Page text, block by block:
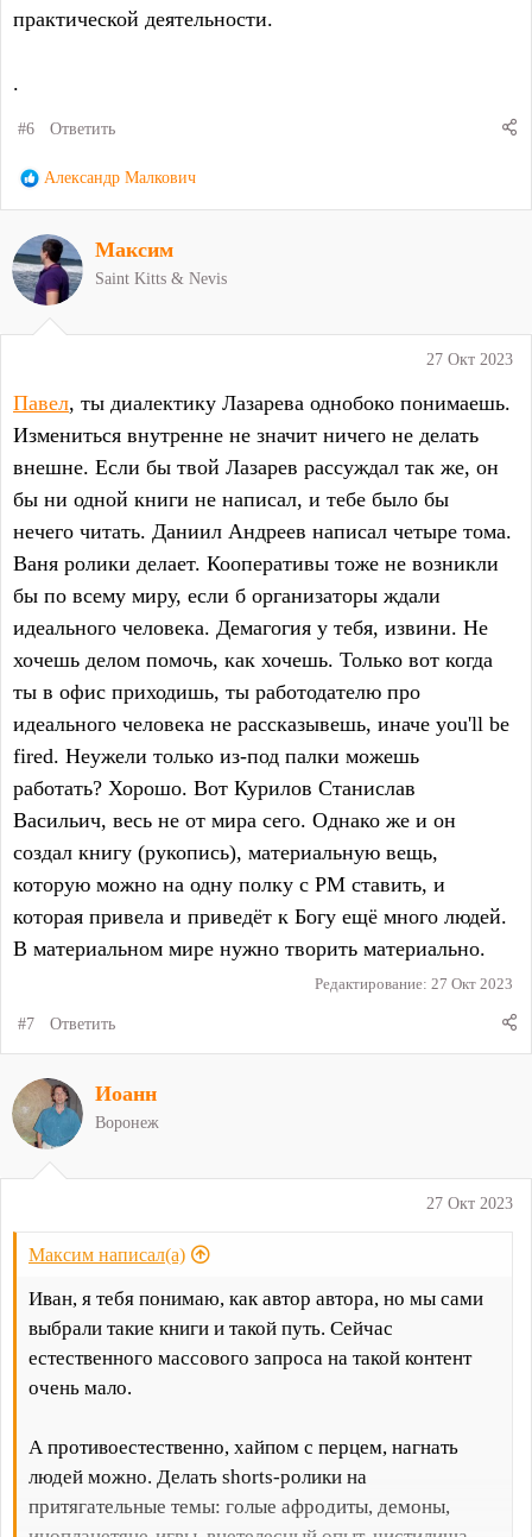
практической деятельности.
.
#6 Ответить
Р
к
ц
и
Александр Малкович
27 Окт 2023
Павел, ты диалектику Лазарева однобоко понимаешь.
Измениться внутренне не значит ничего не делать
внешне. Если бы твой Лазарев рассуждал так же, он
бы ни одной книги не написал, и тебе было бы
нечего читать. Даниил Андреев написал четыре тома.
Ваня ролики делает. Кооперативы тоже не возникли
бы по всему миру, если б организаторы ждали
идеального человека. Демагогия у тебя, извини. Не
хочешь делом помочь, как хочешь. Только вот когда
ты в офис приходишь, ты работодателю про
идеального человека не рассказывешь, иначе you'll be
fired. Неужели только из-под палки можешь
работать? Хорошо. Вот Курилов Станислав
Васильич, весь не от мира сего. Однако же и он
создал книгу (рукопись), материальную вещь,
которую можно на одну полку с РМ ставить, и
которая привела и приведёт к Богу ещё много людей.
В материальном мире нужно творить материально.
Редактирование: 27 Окт 2023
#7 Ответить
Максим
Saint Kitts & Nevis
27 Окт 2023
Максим написал(а)
Иван, я тебя понимаю, как автор автора, но мы сами
выбрали такие книги и такой путь. Сейчас
естественного массового запроса на такой контент
очень мало.
А противоестественно, хайпом с перцем, нагнать
людей можно. Делать shorts-ролики на
притягательные темы: голые афродиты, демоны,
Иоанн
Воронеж